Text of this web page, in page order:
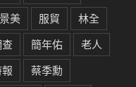
景美 服貿
林全
簡年佑
老人
蔡季勳